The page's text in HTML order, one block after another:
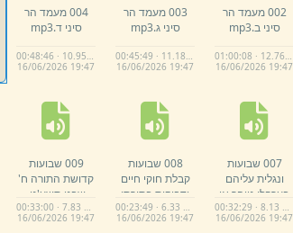
002 מעמד הר
סיני ב.mp3
01:00:08 · 12.76 MB
16/06/2026 19:47
003 מעמד הר
סיני ג.mp3
00:45:49 · 11.18 MB
16/06/2026 19:47
004 מעמד הר
סיני ד.mp3
00:48:46 · 10.95 MB
16/06/2026 19:47
007 שבועות
ונגלית עליהם
בערפלי טוהר אי
לאו האי יומא ח'
שבט תשע'ט.
00:32:29 · 8.13 MB
16/06/2026 19:47
008 שבועות
קבלת חוקי חיים
ודביקות בתורתו
יתברך ח' שבט
תשע'ט.mp3
00:23:49 · 6.33 MB
16/06/2026 19:47
009 שבועות
קדושת התורה ח'
שבט תשע'ט.
mp3
00:33:00 · 7.83 MB
16/06/2026 19:47